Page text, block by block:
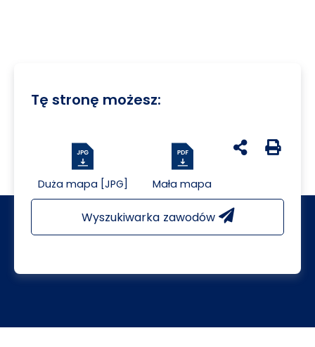
Tę stronę możesz:
Duża mapa [JPG] Mała mapa
udostępnij na
Generuj
Wyszukiwarka zawodów